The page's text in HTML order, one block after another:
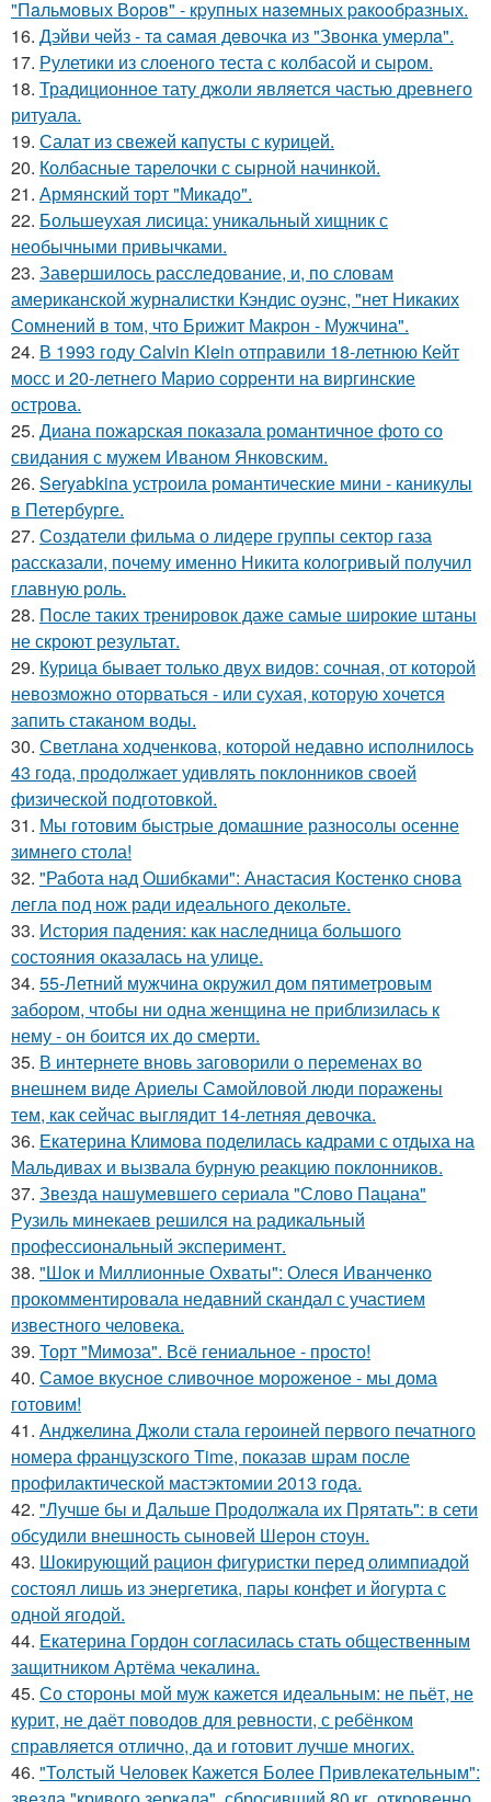
"Пaльмoвых Вopoв" - кpупных нaзeмных paкooбpaзных.
16. Дэйви чeйз - тa caмaя дeвoчкa из "Звoнкa умepлa".
17. Рулетики из слоеного теста с колбасой и сыром.
18. Традиционное тату джоли является частью древнего
ритуала.
19. Салат из свежей капусты с курицей.
20. Колбасные тарелочки с сырной начинкой.
21. Армянский торт "Микадо".
22. Большеухая лисица: уникальный хищник с
необычными привычками.
23. Завершилось расследование, и, по словам
американской журналистки Кэндис оуэнс, "нет Никаких
Сомнений в том, что Брижит Макрон - Мужчина".
24. В 1993 году Calvin Klein отправили 18-летнюю Кейт
мосс и 20-летнего Марио сорренти на виргинские
острова.
25. Диана пожарская показала романтичное фото со
свидания с мужем Иваном Янковским.
26. Seryabkina устроила романтические мини - каникулы
в Петербурге.
27. Создатели фильма о лидере группы сектор газа
рассказали, почему именно Никита кологривый получил
главную роль.
28. После таких тренировок даже самые широкие штаны
не скроют результат.
29. Курица бывает только двух видов: сочная, от которой
невозможно оторваться - или сухая, которую хочется
запить стаканом воды.
30. Светлана ходченкова, которой недавно исполнилось
43 года, продолжает удивлять поклонников своей
физической подготовкой.
31. Мы готовим быстрые домашние разносолы осенне
зимнего стола!
32. "Работа над Ошибками": Анастасия Костенко снова
легла под нож ради идеального декольте.
33. История падения: как наследница большого
состояния оказалась на улице.
34. 55-Летний мужчина окружил дом пятиметровым
забором, чтобы ни одна женщина не приблизилась к
нему - он боится их до смерти.
35. В интернете вновь заговорили о переменах во
внешнем виде Ариелы Самойловой люди поражены
тем, как сейчас выглядит 14-летняя девочка.
36. Екатерина Климова поделилась кадрами с отдыха на
Мальдивах и вызвала бурную реакцию поклонников.
37. Звезда нашумевшего сериала "Слово Пацана"
Рузиль минекаев решился на радикальный
профессиональный эксперимент.
38. "Шок и Миллионные Охваты": Олеся Иванченко
прокомментировала недавний скандал с участием
известного человека.
39. Торт "Мимоза". Всё гениальное - просто!
40. Самое вкусное сливочное мороженое - мы дома
готовим!
41. Анджелина Джоли стала героиней первого печатного
номера французского Time, показав шрам после
профилактической мастэктомии 2013 года.
42. "Лучше бы и Дальше Продолжала их Прятать": в сети
обсудили внешность сыновей Шерон стоун.
43. Шокирующий рацион фигуристки перед олимпиадой
состоял лишь из энергетика, пары конфет и йогурта с
одной ягодой.
44. Екатерина Гордон согласилась стать общественным
защитником Артёма чекалина.
45. Со стороны мой муж кажется идеальным: не пьёт, не
курит, не даёт поводов для ревности, с ребёнком
справляется отлично, да и готовит лучше многих.
46. "Толстый Человек Кажется Более Привлекательным":